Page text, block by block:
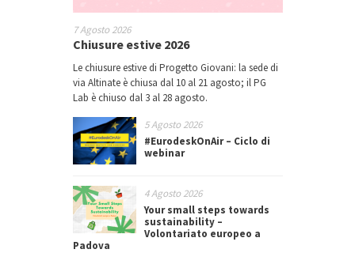
7 Agosto 2026
Chiusure estive 2026
Le chiusure estive di Progetto Giovani: la sede di
via Altinate è chiusa dal 10 al 21 agosto; il PG
Lab è chiuso dal 3 al 28 agosto.
5 Agosto 2026
#EurodeskOnAir – Ciclo di
webinar
4 Agosto 2026
Your small steps towards
sustainability –
Volontariato europeo a
Padova